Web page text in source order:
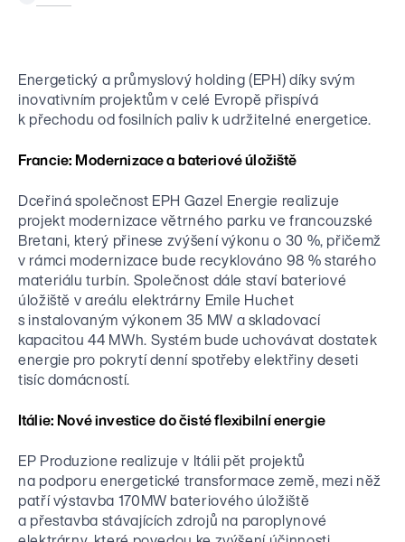
Maloobchod / Commerce
Média
Logistika
Stanovy
Whistleblowing
Hospodářské výsledky
Dluhopisy EPH Financing International
Kontakt pro investory
Kontakt pro dodavatele
Tiskové zprávy
Ke stažení
CS EN
Energetický a průmyslový holding (EPH) díky svým
inovativním projektům v celé Evropě přispívá
k přechodu od fosilních paliv k udržitelné energetice.
Francie: Modernizace a bateriové úložiště
Dceřiná společnost EPH Gazel Energie realizuje
projekt modernizace větrného parku ve francouzské
Bretani, který přinese zvýšení výkonu o 30 %, přičemž
v rámci modernizace bude recyklováno 98 % starého
materiálu turbín. Společnost dále staví bateriové
úložiště v areálu elektrárny Emile Huchet
s instalovaným výkonem 35 MW a skladovací
kapacitou 44 MWh. Systém bude uchovávat dostatek
energie pro pokrytí denní spotřeby elektřiny deseti
tisíc domácností.
Itálie: Nové investice do čisté flexibilní energie
EP Produzione realizuje v Itálii pět projektů
na podporu energetické transformace země, mezi něž
patří výstavba 170MW bateriového úložiště
a přestavba stávajících zdrojů na paroplynové